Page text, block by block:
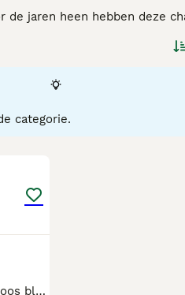
jaren heen hebben deze
kleine hondjes
categorie.
3 lieve toy poedels Mamma is 19 cm Pappa is 24 cm 1 abrikoos blond reutje 2 choco teefjes Gechipt, geënt ontwormt volgens schema En groeien hier in huis op.